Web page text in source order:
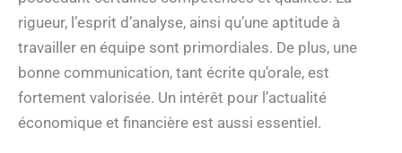
rigueur, l’esprit d’analyse, ainsi qu’une aptitude à
travailler en équipe sont primordiales. De plus, une
bonne communication, tant écrite qu’orale, est
fortement valorisée. Un intérêt pour l’actualité
économique et financière est aussi essentiel.